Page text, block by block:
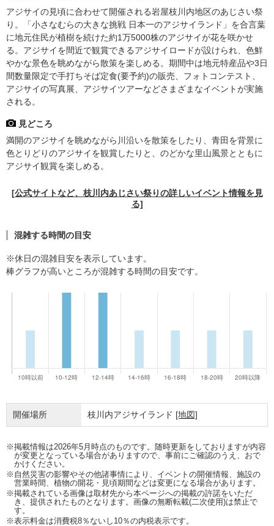
アジサイの見頃に合わせて開催される岩屋枝川内地区のあじさい祭
り。「小さなむらの大きな挑戦 日本一のアジサイランド」を合言葉
に地元住民が植樹を続けた約1万5000株のアジサイが花を咲かせ
る。アジサイを間近で観賞できるアジサイロードが設けられ、色鮮
やかな景色を眺めながら散策を楽しめる。期間中は地元特産品や3日
間数量限定で手打ちそば定食(要予約)の販売、フォトコンテスト、
アジサイの写真展、アジサイツアーなどさまざまなイベントが実施
される。
見どころ
満開のアジサイを眺めながら川沿いを散策をしたり、青田を背景に
色とりどりのアジサイを観賞したりと、のどかな里山風景とともに
アジサイ観賞を楽しめる。
[公式サイトなど、枝川内あじさい祭りの詳しいイベント情報を見
る]
混雑する時間の目安
※休日の混雑目安を表示しています。
棒グラフが高いところが混雑する時間の目安です。
開催場所 枝川内アジサイランド [地図]
※掲載情報は2026年5月時点のものです。随時更新をしておりますが内容
が変更となっている場合がありますので、事前にご確認のうえ、おで
かけください。
※自然災害の影響やその他諸事情により、イベントの開催情報、施設の
営業時間、植物の開花・見頃期間などは変更になる場合があります。
※掲載されている画像は取材先から本ページへの掲載の許諾をいただ
き、提供されたものとなります。画像の無断転載(二次使用)は禁止で
す。
※表示料金は消費税8％ないし10％の内税表示です。